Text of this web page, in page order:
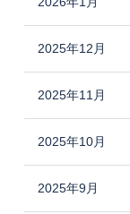
2025年12月
2025年11月
2025年10月
2025年9月